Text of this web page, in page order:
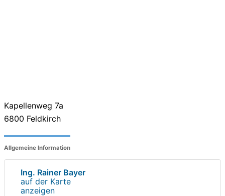
Kapellenweg 7a
6800 Feldkirch
Allgemeine Information
Ing. Rainer Bayer
auf der Karte
anzeigen